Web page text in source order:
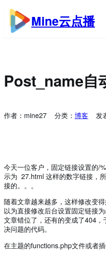
跳
内
Mine云点播
Post_name自
作者： mine27 分类： 博客 发
今天一位客户，固定链接设置的/
示为 27.html 这样的数字链接，
接的。。。
随着文章越来越多，这样修改变
以为直接修改后台设置固定链接
文章错位了，还有的变成了404
决问题的代码。
在主题的functions.php文件或者